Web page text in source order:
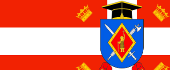
content